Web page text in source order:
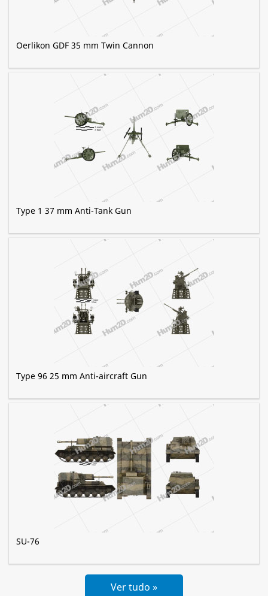
Oerlikon GDF 35 mm Twin Cannon
Type 1 37 mm Anti-Tank Gun
Type 96 25 mm Anti-aircraft Gun
SU-76
Ver tudo »